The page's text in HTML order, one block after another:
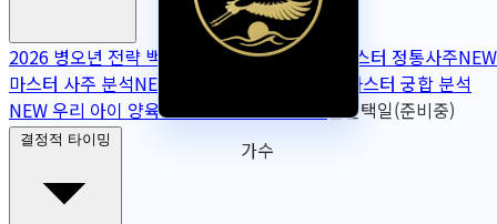
2026 병오년 전략 백서 2026 토정비결 마스터 정통사주NEW
마스터 사주 분석NEW
마스터 궁합 분석
NEW 우리 아이 양육 궁합 출산택일(준비중)
결정적 타이밍 가수